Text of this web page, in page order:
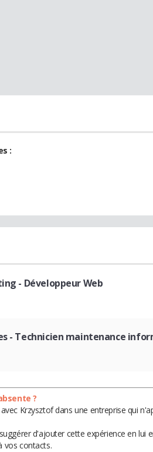
:
- Développeur Web
- Technicien maintenance
?
Krzysztof dans une entreprise qui
d'ajouter cette expérience en lui
vos contacts.